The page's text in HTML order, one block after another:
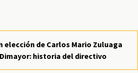
elección de Carlos Mario Zuluaga
historia del directivo